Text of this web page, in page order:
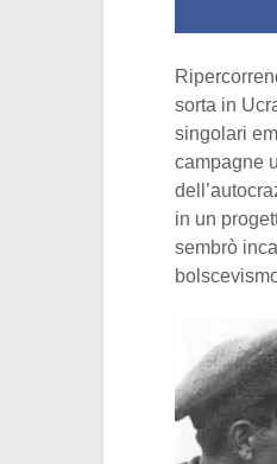
sorta in
singolari
campagne
in un
sembrò